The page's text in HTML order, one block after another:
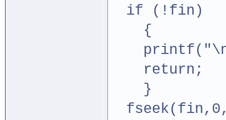
if (!fin)
{
return;
}